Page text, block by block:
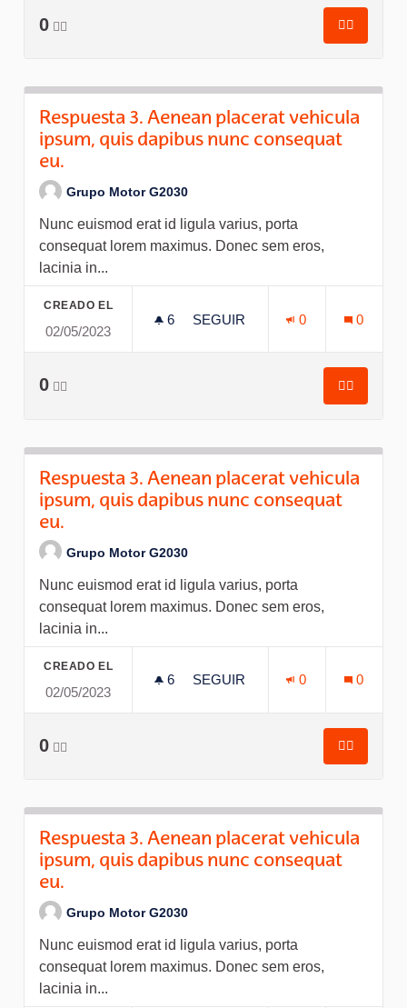
0 👍🏽
👍🏽
Respuesta 3. Aenean placerat vehicula
ipsum, quis dapibus nunc consequat
eu.
Grupo Motor G2030
Nunc euismod erat id ligula varius, porta
consequat lorem maximus. Donec sem eros,
lacinia in...
CREADO EL
02/05/2023
6 6 SEGUIDORAS
SEGUIR
0 0
0 👍🏽
👍🏽
Respuesta 3. Aenean placerat vehicula
ipsum, quis dapibus nunc consequat
eu.
Grupo Motor G2030
Nunc euismod erat id ligula varius, porta
consequat lorem maximus. Donec sem eros,
lacinia in...
CREADO EL
02/05/2023
6 6 SEGUIDORAS
SEGUIR
0 0
0 👍🏽
👍🏽
Respuesta 3. Aenean placerat vehicula
ipsum, quis dapibus nunc consequat
eu.
Grupo Motor G2030
Nunc euismod erat id ligula varius, porta
consequat lorem maximus. Donec sem eros,
lacinia in...